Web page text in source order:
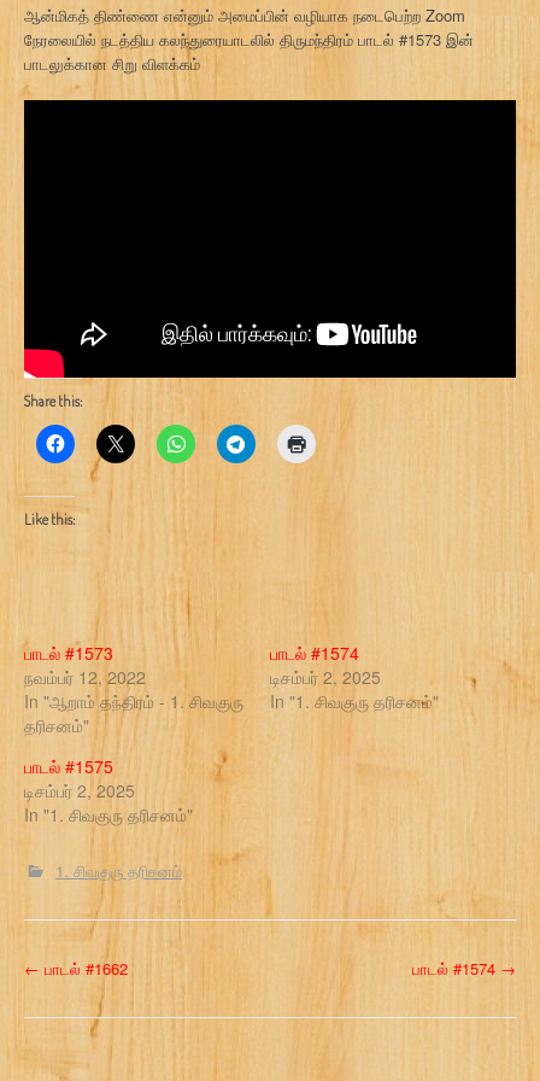
ஆன்மிகத் திண்ணை என்னும் அமைப்பின் வழியாக நடைபெற்ற Zoom
நேரலையில் நடத்திய கலந்துரையாடலில் திருமந்திரம் பாடல் #1573 இன்
பாடலுக்கான சிறு விளக்கம்
Share this:
Like this:
பாடல் #1573
நவம்பர் 12, 2022
In "ஆறாம் தந்திரம் - 1. சிவகுரு
தரிசனம்"
பாடல் #1574
டிசம்பர் 2, 2025
In "1. சிவகுரு தரிசனம்"
பாடல் #1575
டிசம்பர் 2, 2025
In "1. சிவகுரு தரிசனம்"
1. சிவகுரு தரிசனம்
P
o
s
← பாடல் #1662 பாடல் #1574 →